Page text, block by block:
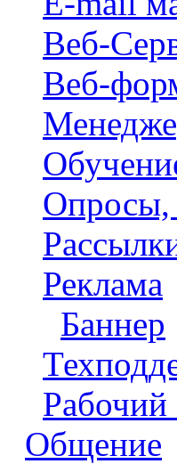
Веб-
Веб-
Опросы,
Реклама
Баннер
Рабочий
Общение